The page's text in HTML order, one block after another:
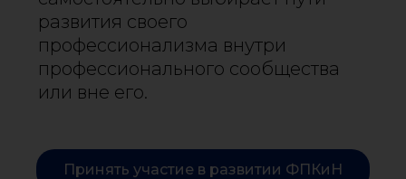
развития своего
профессионализма внутри
профессионального сообщества
или вне его.
Принять участие в развитии ФПКиН